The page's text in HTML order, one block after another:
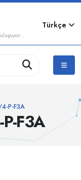
Türkçe
F3A
P-F3A